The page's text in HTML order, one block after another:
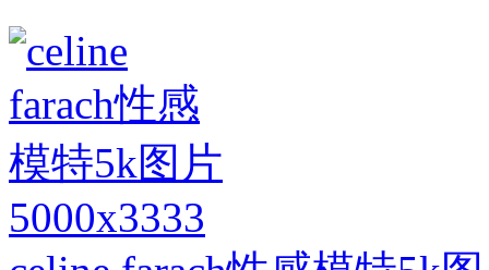
5000x3333